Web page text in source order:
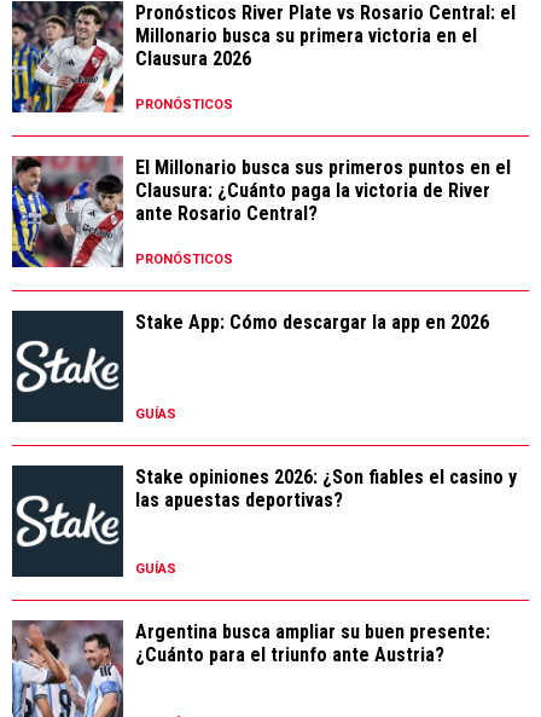
Pronósticos River Plate vs Rosario Central: el
Millonario busca su primera victoria en el
Clausura 2026
PRONÓSTICOS
El Millonario busca sus primeros puntos en el
Clausura: ¿Cuánto paga la victoria de River
ante Rosario Central?
PRONÓSTICOS
Stake App: Cómo descargar la app en 2026
GUÍAS
Stake opiniones 2026: ¿Son fiables el casino y
las apuestas deportivas?
GUÍAS
Argentina busca ampliar su buen presente:
¿Cuánto para el triunfo ante Austria?